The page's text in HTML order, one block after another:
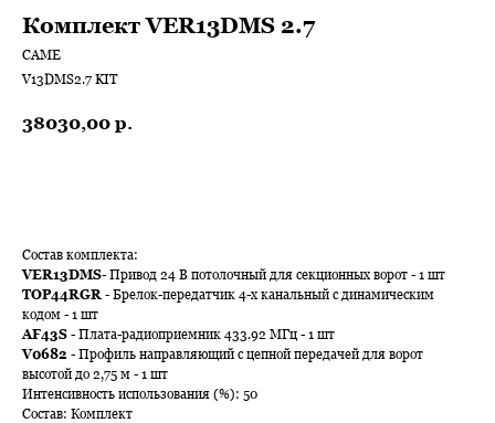
Комплект VER13DMS 2.7
САМЕ
V13DMS2.7 KIT
38030,00 р.
Состав комплекта:
VER13DMS- Привод 24 В потолочный для секционных ворот - 1 шт
TOP44RGR - Брелок-передатчик 4-х канальный с динамическим
кодом - 1 шт
AF43S - Плата-радиоприемник 433.92 МГц - 1 шт
V0682 - Профиль направляющий с цепной передачей для ворот
высотой до 2,75 м - 1 шт
Интенсивность использования (%): 50
Состав: Комплект